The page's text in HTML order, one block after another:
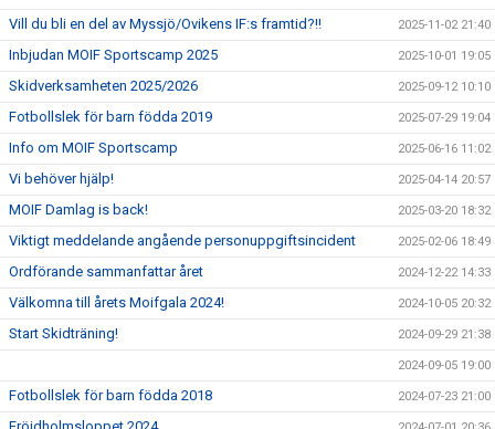
Vill du bli en del av Myssjö/Ovikens IF:s framtid?!! 2025-11-02 21:40
Inbjudan MOIF Sportscamp 2025 2025-10-01 19:05
Skidverksamheten 2025/2026 2025-09-12 10:10
Fotbollslek för barn födda 2019 2025-07-29 19:04
Info om MOIF Sportscamp 2025-06-16 11:02
Vi behöver hjälp! 2025-04-14 20:57
MOIF Damlag is back! 2025-03-20 18:32
Viktigt meddelande angående personuppgiftsincident 2025-02-06 18:49
Ordförande sammanfattar året 2024-12-22 14:33
Välkomna till årets Moifgala 2024! 2024-10-05 20:32
Start Skidträning! 2024-09-29 21:38
2024-09-05 19:00
Fotbollslek för barn födda 2018 2024-07-23 21:00